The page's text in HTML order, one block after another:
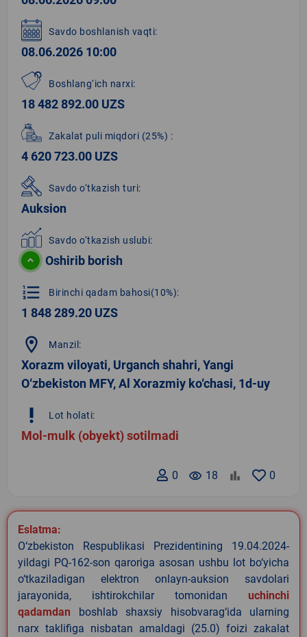
3
Savdo boshlanish vaqti:
08.06.2026 10:00
Boshlang‘ich narxi:
18 482 892.00 UZS
Zakalat puli miqdori (25%) :
4 620 723.00 UZS
Savdo o‘tkazish turi:
Auksion
Savdo o‘tkazish uslubi:
Oshirib borish
format_list_numbered Birinchi qadam bahosi(10%):
1 848 289.20 UZS
location_on Manzil:
Xorazm viloyati, Urganch shahri, Yangi
O‘zbekiston MFY, Al Xorazmiy ko‘chasi, 1d-uy
priority_high Lot holati:
Mol-mulk (obyekt) sotilmadi
0
remove_red_eye 18
0
Eslatma:
O‘zbekiston Respublikasi Prezidentining 19.04.2024-
yildagi PQ-162-son qaroriga asosan ushbu lot bo‘yicha
o‘tkaziladigan elektron onlayn-auksion savdolari
jarayonida, ishtirokchilar tomonidan uchinchi
qadamdan boshlab shaxsiy hisobvarag‘ida ularning
narx taklifiga nisbatan amaldagi (25.0) foizi zakalat